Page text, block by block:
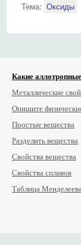
Тема: Оксиды
Какие
Металлические
Опишите
Простые вещества
Разделить вещества
Свойства вещества
Свойства сплавов
Таблица